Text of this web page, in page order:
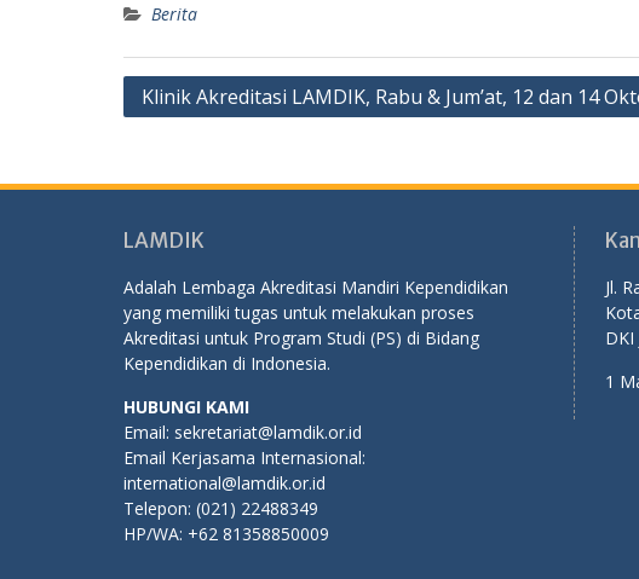
Berita
Navigasi
Klinik Akreditasi LAMDIK, Rabu & Jum’at, 12 dan 14
LAMDIK
Adalah Lembaga Akreditasi Mandiri Kependidikan
yang memiliki tugas untuk melakukan proses
Akreditasi untuk Program Studi (PS) di Bidang
Kependidikan di Indonesia.
HUBUNGI KAMI
Email: sekretariat@lamdik.or.id
Email Kerjasama Internasional:
international@lamdik.or.id
Telepon: (021) 22488349
HP/WA: +62 81358850009
Jl.
DKI
1